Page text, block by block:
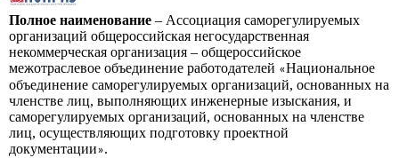
Полное наименование – Ассоциация саморегулируемых
организаций общероссийская негосударственная
некоммерческая организация – общероссийское
межотраслевое объединение работодателей «Национальное
объединение саморегулируемых организаций, основанных на
членстве лиц, выполняющих инженерные изыскания, и
саморегулируемых организаций, основанных на членстве
лиц, осуществляющих подготовку проектной
документации».